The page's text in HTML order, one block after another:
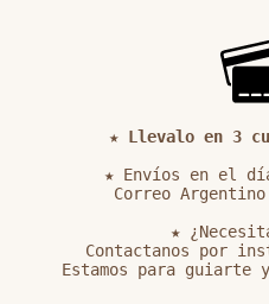
★ Llevalo en 3
★ Envíos en el día
Correo
★
Contactanos por
Estamos para guiarte y